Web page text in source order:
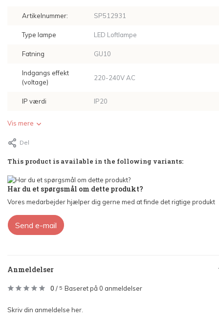
Artikelnummer: SP512931
Type lampe LED Loftlampe
Fatning GU10
Indgangs effekt
(voltage)
220-240V AC
IP værdi IP20
Vis mere
Del
This product is available in the following variants:
Har du et spørgsmål om dette produkt?
Vores medarbejder hjælper dig gerne med at finde det rigtige produkt
Send e-mail
Anmeldelser
0 / 5 Baseret på 0 anmeldelser
Skriv din anmeldelse her.